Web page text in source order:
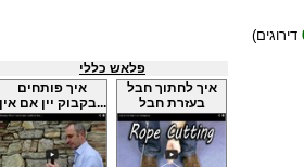
פלאש כללי
איך פותחים
בקבוק יין אם אין...
איך לחתוך חבל
בעזרת חבל